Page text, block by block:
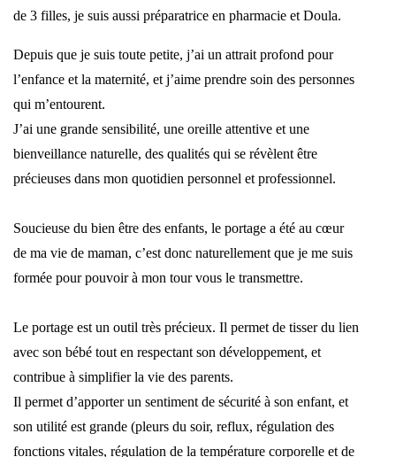
de 3 filles, je suis aussi préparatrice en pharmacie et Doula.
Depuis que je suis toute petite, j’ai un attrait profond pour
l’enfance et la maternité, et j’aime prendre soin des personnes
qui m’entourent.
J’ai une grande sensibilité, une oreille attentive et une
bienveillance naturelle, des qualités qui se révèlent être
précieuses dans mon quotidien personnel et professionnel.
Soucieuse du bien être des enfants, le portage a été au cœur
de ma vie de maman, c’est donc naturellement que je me suis
formée pour pouvoir à mon tour vous le transmettre.
Le portage est un outil très précieux. Il permet de tisser du lien
avec son bébé tout en respectant son développement, et
contribue à simplifier la vie des parents.
Il permet d’apporter un sentiment de sécurité à son enfant, et
son utilité est grande (pleurs du soir, reflux, régulation des
fonctions vitales, régulation de la température corporelle et de